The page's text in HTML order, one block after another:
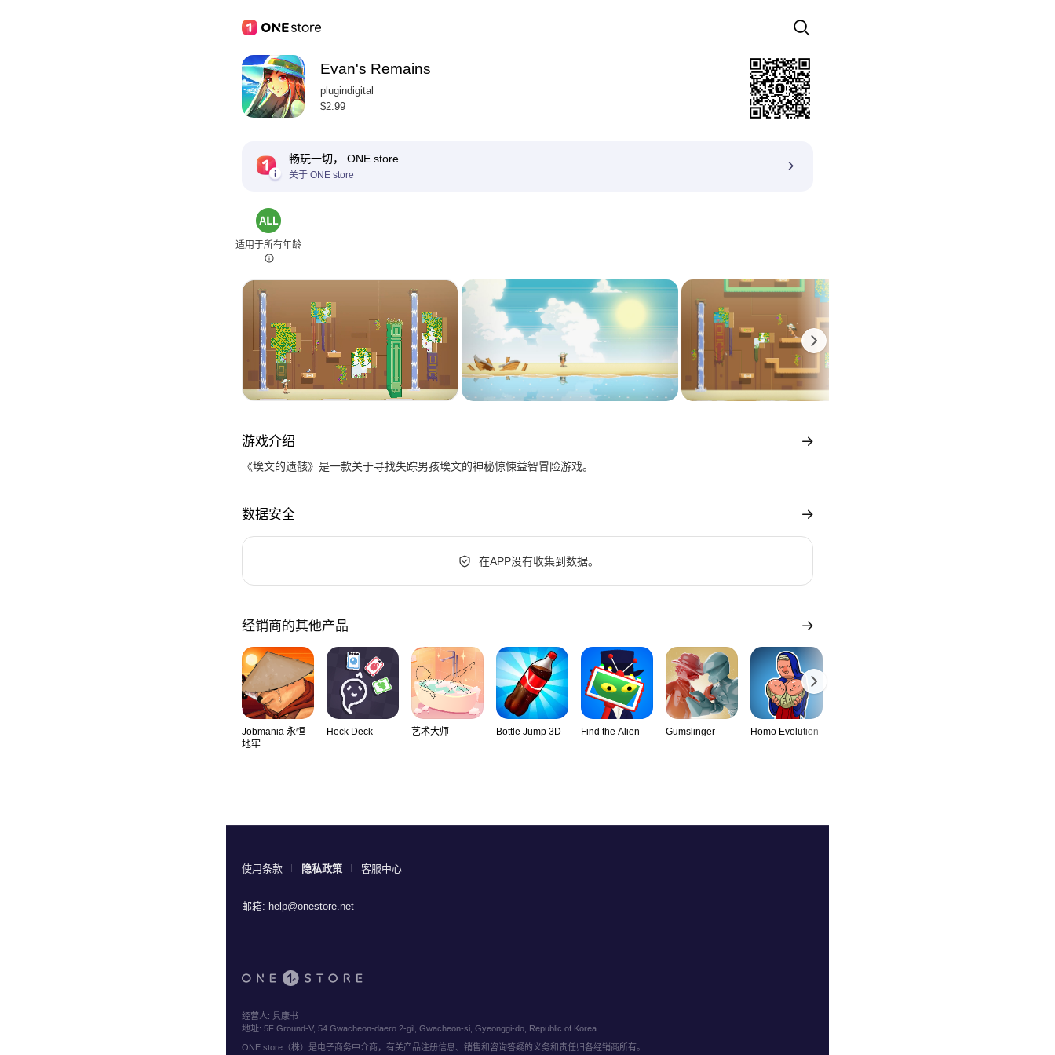
Evan's Remains
plugindigital
$2.99
畅玩一切， ONE store
关于 ONE store
适用于所有年龄
游戏介绍
《埃文的遗骸》是一款关于寻找失踪男孩埃文的神秘惊悚益智冒险游戏。
数据安全
在APP没有收集到数据。
经销商的其他产品
Jobmania 永恒
地牢
Heck Deck 艺术大师 Bottle Jump 3D Find the Alien Gumslinger Homo Evolution
使用条款 隐私政策 客服中心
邮箱: help@onestore.net
经营人: 具康书
地址: 5F Ground-V, 54 Gwacheon-daero 2-gil, Gwacheon-si, Gyeonggi-do, Republic of Korea
ONE store（株）是电子商务中介商，有关产品注册信息、销售和咨询答疑的义务和责任归各经销商所有。